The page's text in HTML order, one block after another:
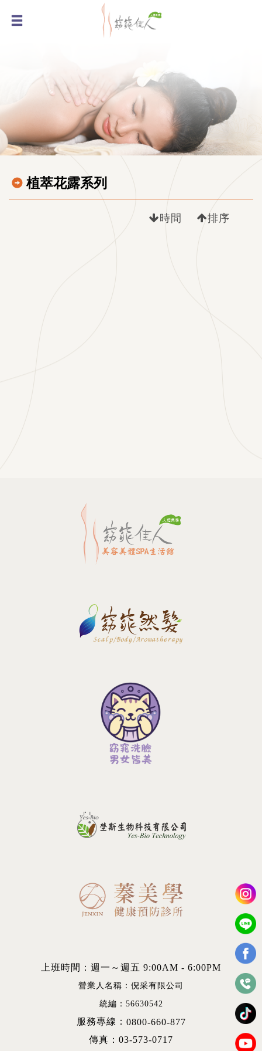
植萃花露系列
時間 排序
上班時間：週一～週五 9:00AM - 6:00PM
營業人名稱：倪采有限公司
統編：56630542
服務專線： 0800-660-877
傳真：03-573-0717